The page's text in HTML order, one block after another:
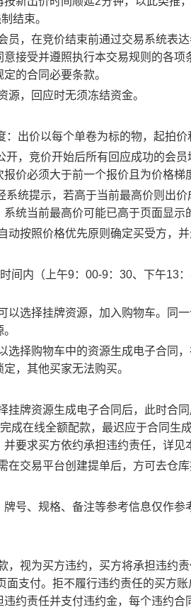
结束。
员，在竞价结束前通过交易系统表
接受并遵照执行本交易规则的各
的合同必要条款。
源，回应时无须冻结资金。
：出价以每个单卷为标的物，起拍
开，竞价开始后所有回应成功的会
报价必须大于前一个报价且为价格
系统提示，若高于当前最高价则出
统当前最高价可能已高于页面显示
动按照价格优先原则确定买受方，
间内（上午9：00-9：30、下午13
以选择挂牌资源，加入购物车。同
选择购物车中的资源生成电子合同
，其他买家无法购买。
挂牌资源生成电子合同后，此时合
完成在线全额配款，最迟应于合同
要求买方依约承担违约责任，详见
在交易平台创建提单后，方可去仓
牌号、规格、备注等参考信息仅作
，视为买方违约，买方将承担违约
面支付。拒不履行违约责任的买方
违约责任并支付违约金，每个违约